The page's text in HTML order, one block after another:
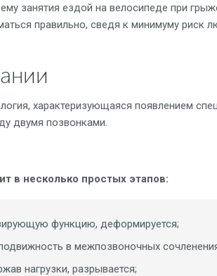
занятия ездой на велосипеде при
правильно, сведя к минимуму риск
характеризующаяся появлением
двумя позвонками.
в несколько простых этапов:
функцию, деформируется;
в межпозвоночных
нагрузки, разрывается;